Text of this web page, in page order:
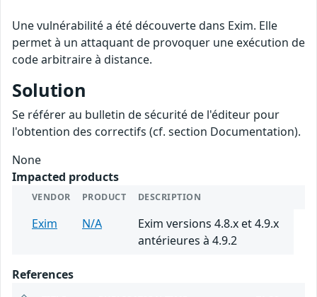
Une vulnérabilité a été découverte dans Exim. Elle
permet à un attaquant de provoquer une exécution de
code arbitraire à distance.
Solution
Se référer au bulletin de sécurité de l'éditeur pour
l'obtention des correctifs (cf. section Documentation).
None
Impacted products
VENDOR PRODUCT DESCRIPTION
Exim N/A
Exim versions 4.8.x et 4.9.x
antérieures à 4.9.2
References